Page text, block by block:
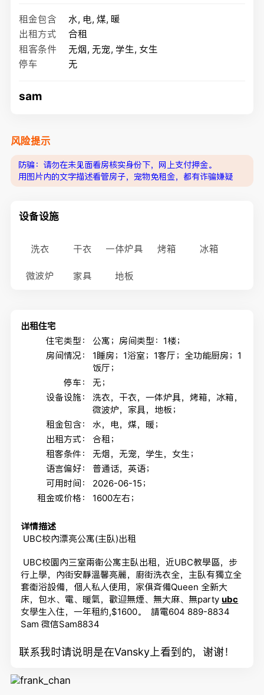
租金包含
水, 电, 煤, 暖
出租方式
合租
租客条件
无烟, 无宠, 学生, 女生
停车
无
sam
风险提示
防骗：请勿在未见面看房核实身份下，网上支付押金。
用图片内的文字描述看管房子，宠物免租金，都有诈骗嫌疑
设备设施
洗衣 干衣 一体炉具 烤箱 冰箱
微波炉 家具 地板
出租住宅
住宅类型：
公寓；房间类型：1楼；
房间情况：
1睡房；1浴室；1客厅；全功能厨房；1
饭厅；
停车：
无；
设备设施：
洗衣，干衣，一体炉具，烤箱，冰箱，
微波炉，家具，地板；
租金包含：
水，电，煤，暖；
出租方式：
合租；
租客条件：
无烟，无宠，学生，女生；
语言偏好：
普通话，英语；
可用时间：
2026-06-15；
租金或价格：
1600左右；
详情描述
UBC校內漂亮公寓(主臥)出租
UBC校園內三室兩衛公寓主臥出租，近UBC教學區，步
行上學，內街安靜溫馨亮麗，廚街洗衣全，主臥有獨立全
套衞浴設備，個人私人使用，家俱斉備Queen 全新大
床，包水、電、暖氣，歡迎無煙、無大麻、無partyubc
女學生入住，一年租約,$1600。 請電604 889-8834
Sam 微信Sam8834
联系我时请说明是在Vansky上看到的，谢谢！